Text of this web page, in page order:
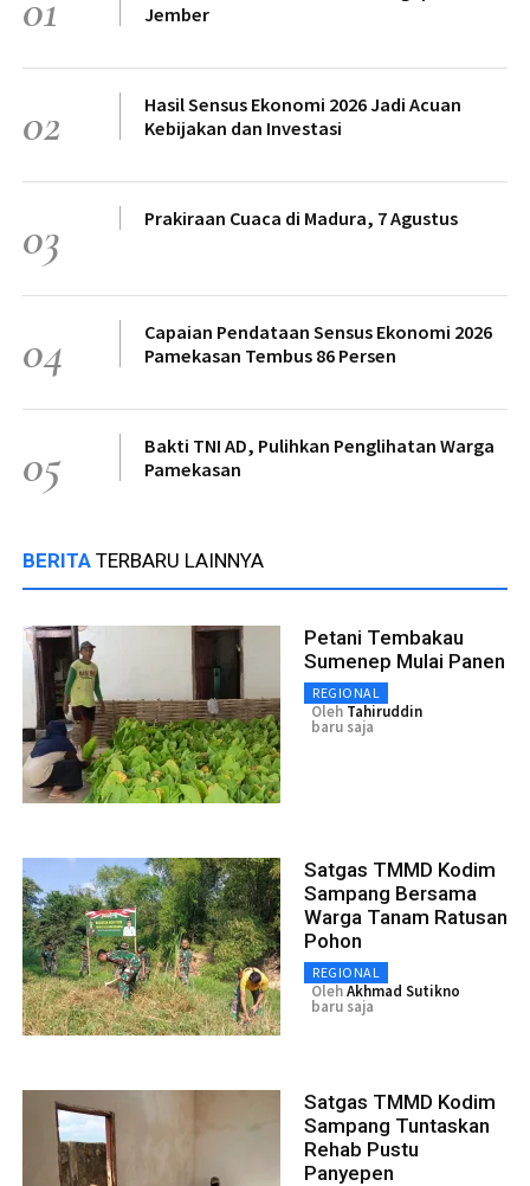
Jember
02
Hasil Sensus Ekonomi 2026 Jadi Acuan
Kebijakan dan Investasi
03 Prakiraan Cuaca di Madura, 7 Agustus
04
Capaian Pendataan Sensus Ekonomi 2026
Pamekasan Tembus 86 Persen
05
Bakti TNI AD, Pulihkan Penglihatan Warga
Pamekasan
BERITA TERBARU LAINNYA
Petani Tembakau
Sumenep Mulai Panen
REGIONAL
Oleh Tahiruddin
baru saja
Satgas TMMD Kodim
Sampang Bersama
Warga Tanam Ratusan
Pohon
REGIONAL
OlehAkhmad Sutikno
baru saja
Satgas TMMD Kodim
Sampang Tuntaskan
Rehab Pustu
Panyepen